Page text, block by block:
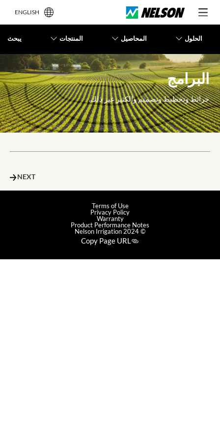
ENGLISH
الحلول المحاصيل المنتجات يبحث
البرامج
خرائط وتخطيط وتصميم والكثير غير ذلك.
NEXT
Terms of Use
Privacy Policy
Warranty
Product Performance Notes
© 2024 Nelson Irrigation
Copy Page URL